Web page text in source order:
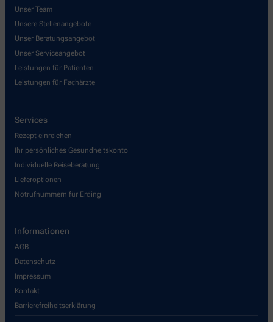
Unser Team
Unsere Stellenangebote
Unser Beratungsangebot
Unser Serviceangebot
Leistungen für Patienten
Leistungen für Fachärzte
Services
Rezept einreichen
Ihr persönliches Gesundheitskonto
Individuelle Reiseberatung
Lieferoptionen
Notrufnummern für Erding
Informationen
AGB
Datenschutz
Impressum
Kontakt
Barrierefreiheitserklärung